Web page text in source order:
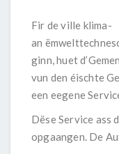
Fir de ville klima-
an
ginn, huet
vun den éischte
een eegene
Dëse Service ass
opgaangen. De